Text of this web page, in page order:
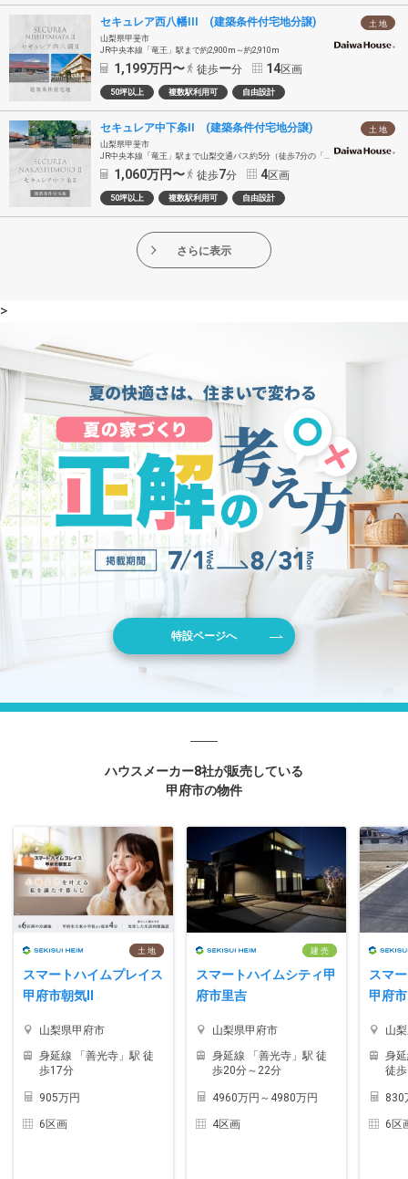
土 地
セキュレア西八幡III (建築条件付宅地分譲)
山梨県甲斐市
JR中央本線「竜王」駅まで約2,900m～約2,910m
1,199万円〜 徒歩ー分 14区画
50坪以上 複数駅利用可 自由設計
土 地
セキュレア中下条II (建築条件付宅地分譲)
山梨県甲斐市
JR中央本線「竜王」駅まで山梨交通バス約5分（徒歩7分の「中下条新町」バス停乗車）
1,060万円〜 徒歩7分 4区画
50坪以上 複数駅利用可 自由設計
さらに表示
>
特設ページへ
ハウスメーカー8社が販売している
甲府市の物件
土 地
スマートハイムプレイス
甲府市朝気II
山梨県甲府市
身延線 「善光寺」駅 徒
歩17分
905万円
6区画
建 売
スマートハイムシティ甲
府市里吉
山梨県甲府市
身延線 「善光寺」駅 徒
歩20分～22分
4960万円～4980万円
4区画
スマ
甲府
山
身
徒
830
6区